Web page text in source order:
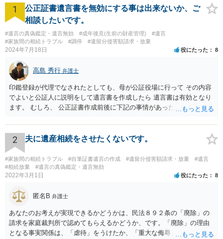
1
公正証書遺言書を無効にする事は出来ないか、ご
相談したいです。
#遺言の真偽鑑定・遺言無効 #成年後見(生前の財産管理)
#遺言
#家族間の相続トラブル
#調停 #遺留分侵害額請求・放棄
2024年7月18日 役にたった 8
高島 秀行 弁護士
印鑑登録が代理でなされたとしても、母が公証役場に行って その内容
でよいと公証人に説明をして遺言書を作成したら 遺言書は有効となり
ます。 むしろ、 公正証書作成前後に下記の事情があったことが証明で
月に携帯が新しくなった母からの第一声は「ここにいたら殺される」
「面会に来てくれ」で、長男に聞くと「面会は出来ない。俺は携帯電
話の使い方を教える為に会っている」「母の話は聞かなくて良い」と
電話が切れました。その後の電話でも「食事に毒が入っている」「体
にチップが埋められている」等、おかしかったです。 当時の診療記
録、介護認定の資料、介護記録を取得して 弁護士に面談で相談された
2 夫に遺産相続をさせたくないです。
#家族間の相続トラブル #自筆証書遺言の作成 #遺留分侵害額請求・放棄
#遺言
#相続放棄
#遺言の真偽鑑定・遺言無効
2022年3月1日 役にたった 8
匿名B 弁護士
あなたのお考えが実現できるかどうかは、民法８９２条の「廃除」の
請求を家庭裁判所で認めてもらえるかどうか、です。「廃除」の理由
となる事実関係は、「虐待」をうけたか、「重大な侮辱」を受けた